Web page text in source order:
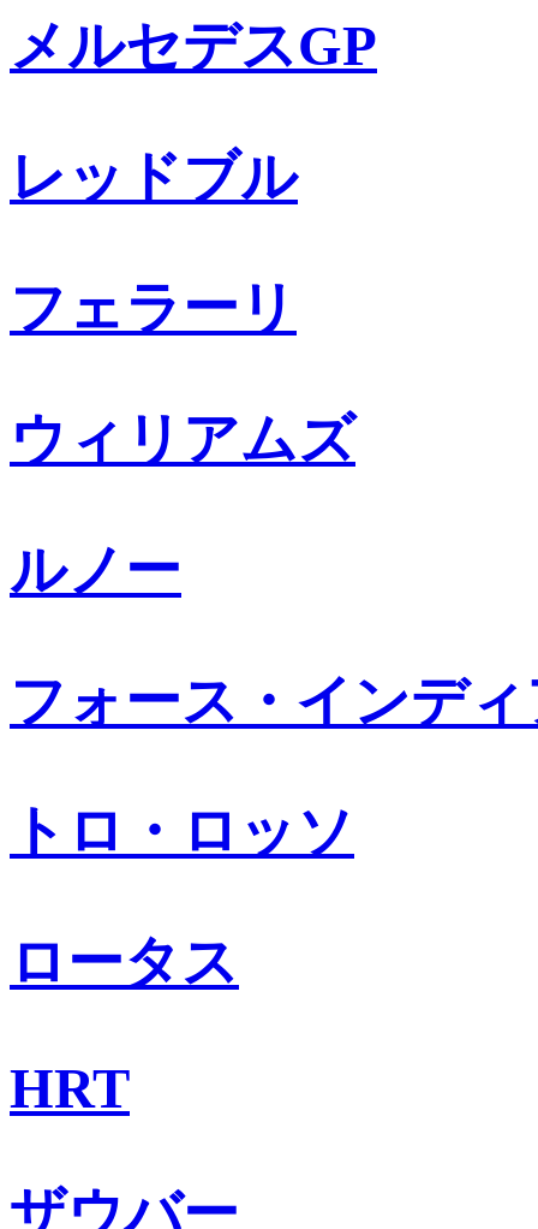
メルセデスGP
レッドブル
フェラーリ
ウィリアムズ
ルノー
フォース・インデ
トロ・ロッソ
ロータス
HRT
ザウバー